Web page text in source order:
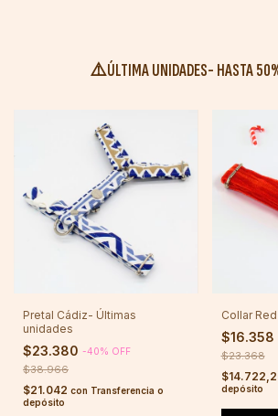
⚠️ÚLTIMA UNIDADES- HASTA
Pretal Cádiz- Últimas
unidades
$23.380 -40% OFF
$38.966
$21.042 con Transferencia o
depósito
Collar
$16.358
$23.368
depósito